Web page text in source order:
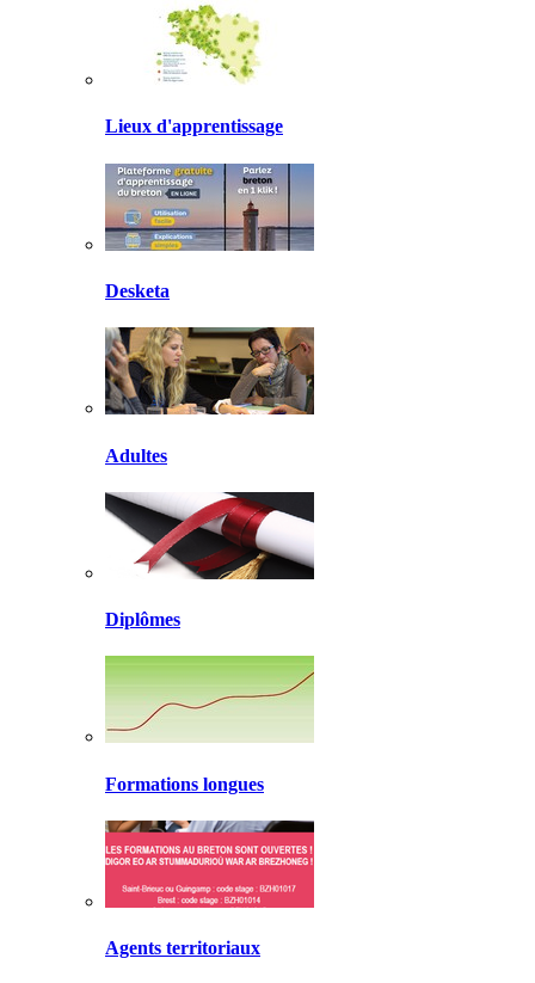
Lieux d'apprentissage
Desketa
Adultes
Diplômes
Formations longues
Agents territoriaux